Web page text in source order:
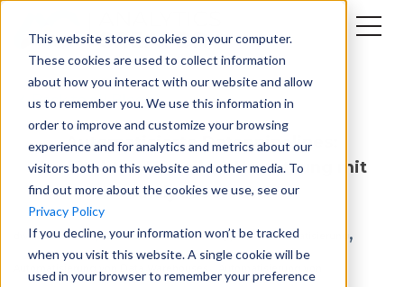
This website stores cookies on your computer.
These cookies are used to collect information
about how you interact with our website and allow
us to remember you. We use this information in
order to improve and customize your browsing
experience and for analytics and metrics about our
visitors both on this website and other media. To
find out more about the cookies we use, see our
Privacy Policy
If you decline, your information won’t be tracked
when you visit this website. A single cookie will be
used in your browser to remember your preference
Back to all Blogs
Automatisierte Datenpipelines:
Architektur, Vorteile & Umsetzung mit
AnalyticsCreator
dwh automation,BI stack Automatisierung, Data Automatisierung ,
,